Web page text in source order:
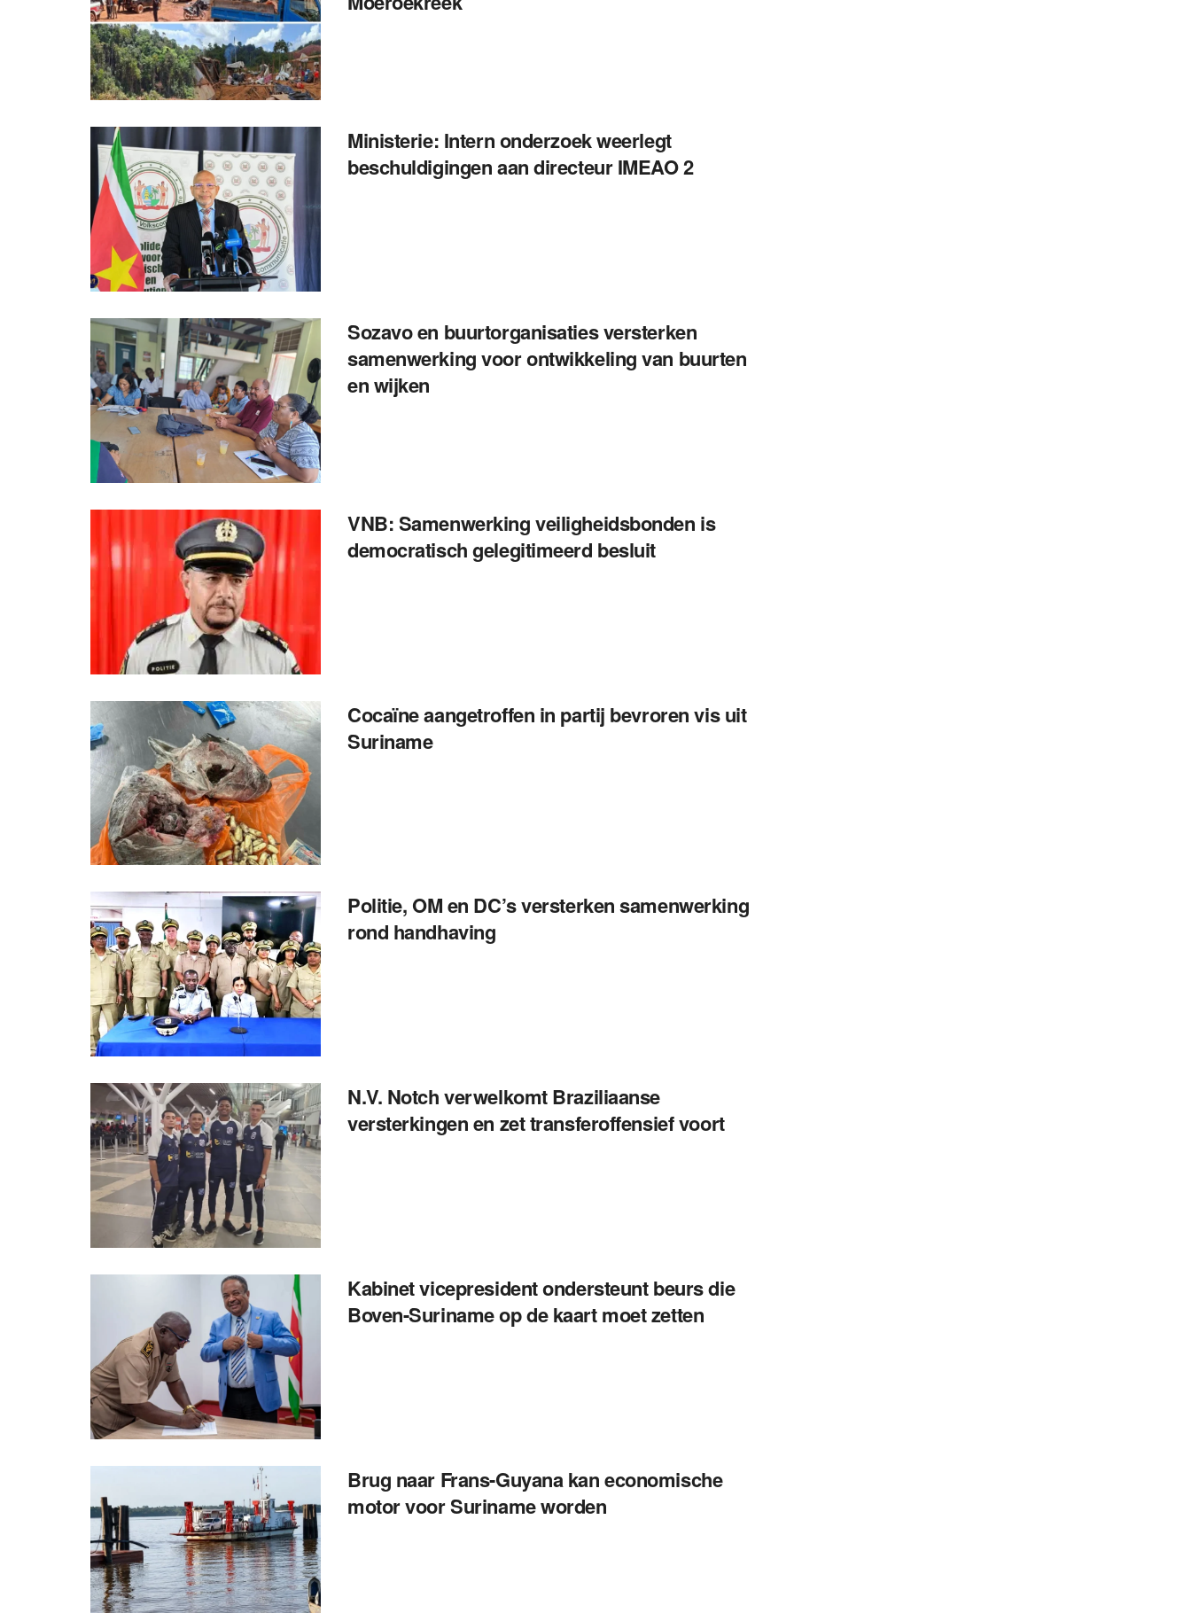
Ministerie: Intern onderzoek weerlegt
beschuldigingen aan directeur IMEAO 2
Sozavo en buurtorganisaties versterken
samenwerking voor ontwikkeling van buurten
en wijken
VNB: Samenwerking veiligheidsbonden is
democratisch gelegitimeerd besluit
Cocaïne aangetroffen in partij bevroren vis uit
Suriname
Politie, OM en DC’s versterken samenwerking
rond handhaving
N.V. Notch verwelkomt Braziliaanse
versterkingen en zet transferoffensief voort
Kabinet vicepresident ondersteunt beurs die
Boven-Suriname op de kaart moet zetten
Brug naar Frans-Guyana kan economische
motor voor Suriname worden